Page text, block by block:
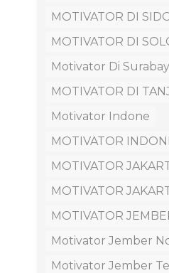
MOTIVATOR DI
MOTIVATOR DI
Motivator Di
MOTIVATOR DI
Motivator Indone
MOTIVATOR
MOTIVATOR
MOTIVATOR
MOTIVATOR
Motivator Jember
Motivator Jember